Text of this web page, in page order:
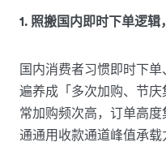
1. 照搬国内即时下单逻
国内消费者习惯即时下
遍养成「多次加购、节
常加购频次高，订单高
通通用收款通道峰值承